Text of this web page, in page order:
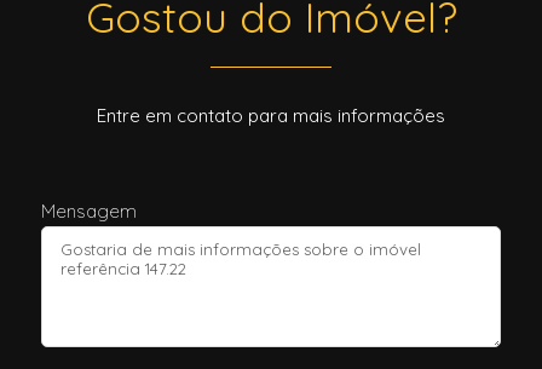
Gostou do Imóvel?
Entre em contato para mais informações
Mensagem